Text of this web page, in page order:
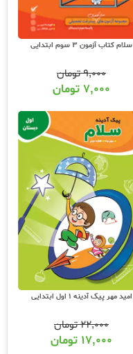
سلام کتاب آزمون 3 سوم ابتدایی
۹,۰۰۰تومان
۷,۰۰۰ تومان
امید مهر پیک آدینه 1 اول ابتدایی
۲۲,۰۰۰تومان
۱۷,۰۰۰ تومان